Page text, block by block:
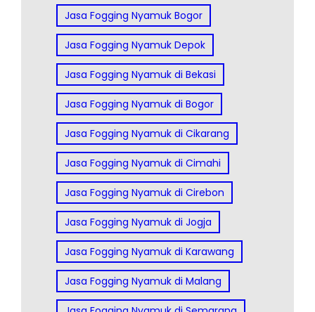
Jasa Fogging Nyamuk Bogor
Jasa Fogging Nyamuk Depok
Jasa Fogging Nyamuk di Bekasi
Jasa Fogging Nyamuk di Bogor
Jasa Fogging Nyamuk di Cikarang
Jasa Fogging Nyamuk di Cimahi
Jasa Fogging Nyamuk di Cirebon
Jasa Fogging Nyamuk di Jogja
Jasa Fogging Nyamuk di Karawang
Jasa Fogging Nyamuk di Malang